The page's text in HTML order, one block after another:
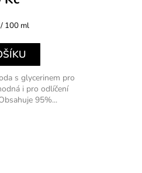
100 ml
s glycerinem pro
i pro odlíčení
95%...